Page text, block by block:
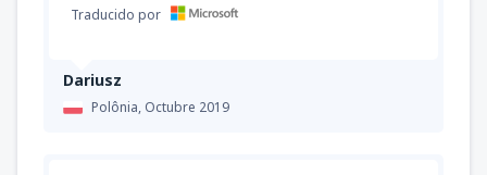
Dariusz
Polônia, Octubre 2019
Traducido por